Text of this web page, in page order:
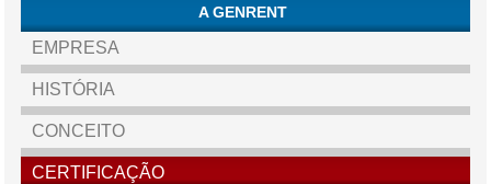
A GENRENT
EMPRESA
HISTÓRIA
CONCEITO
CERTIFICAÇÃO